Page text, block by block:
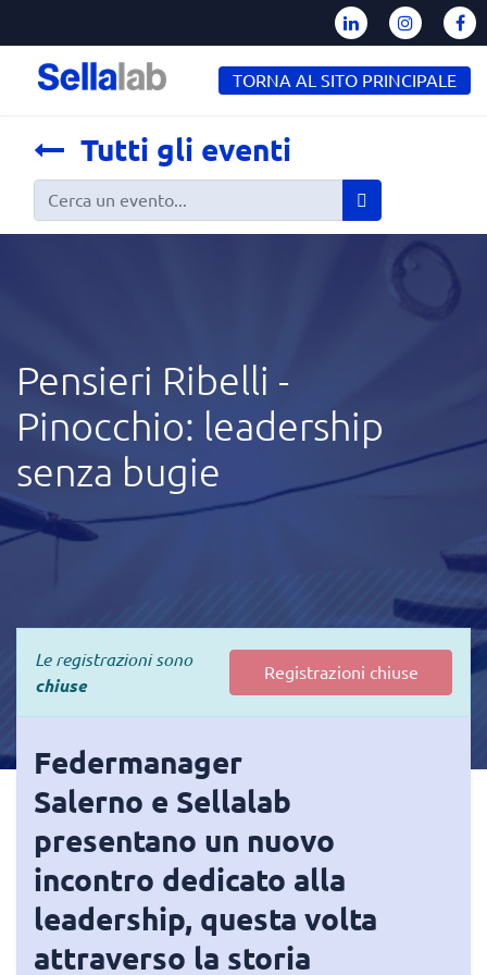
TORNA AL SITO PRINCIPALE
Tutti gli eventi
Pensieri Ribelli​ -
Pinocchio: leadership
senza bugie
Le registrazioni sono
chiuse
Registrazioni chiuse
Federmanager
Salerno e Sellalab
presentano un nuovo
incontro dedicato alla
leadership, questa volta
attraverso la storia